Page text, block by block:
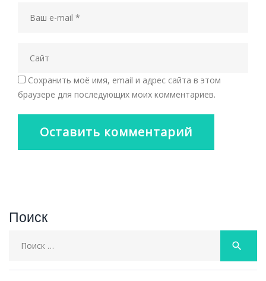
Сохранить моё имя, email и адрес сайта в этом
браузере для последующих моих комментариев.
Поиск
search